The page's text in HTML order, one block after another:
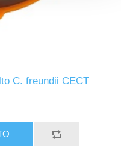
C. freundii CECT